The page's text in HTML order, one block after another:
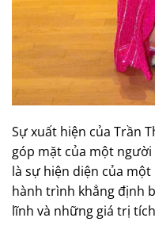
Sự xuất hiện của Trần
góp mặt của một
là sự hiện diện của
hành trình khẳng định
lĩnh và những giá trị